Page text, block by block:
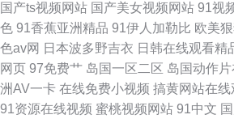
国产ts视频网站 国产美女视频网站 91视
色 91香蕉亚洲精品 91伊人加勒比 欧美
色av网 日本波多野吉衣 日韩在线观看精
网页 97免费艹 岛国一区二区 岛国动作片
洲AV一卡 在线免费小视频 搞黄网站在线
91资源在线视频 蜜桃视频网站 91中文